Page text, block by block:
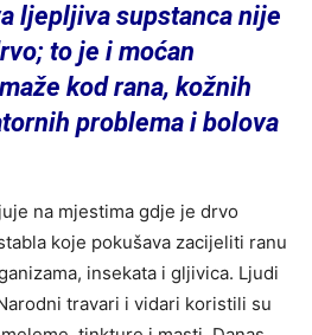
ljepljiva supstanca nije
to je i moćan
kod rana, kožnih
problema i bolova
na mjestima gdje je drvo
koje pokušava zacijeliti ranu
insekata i gljivica. Ljudi
travari i vidari koristili su